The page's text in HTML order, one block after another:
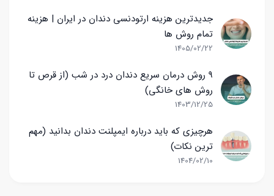
جدیدترین هزینه ارتودنسی دندان در ایران | هزینه
تمام روش ها
1405/02/22
9 روش درمان سریع دندان درد در شب (از قرص تا
روش های خانگی)
1403/12/25
هرچیزی که باید درباره ایمپلنت دندان بدانید (مهم
ترین نکات)
1404/02/10